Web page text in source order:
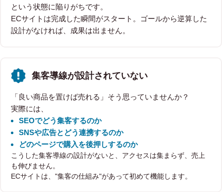
という状態に陥りがちです。
ECサイトは完成した瞬間がスタート。ゴールから逆算した
設計がなければ、成果は出ません。
集客導線が設計されていない
「良い商品を置けば売れる」そう思っていませんか？
実際には、
SEOでどう集客するのか
SNSや広告とどう連携するのか
どのページで購入を後押しするのか
こうした集客導線の設計がないと、アクセスは集まらず、売上
も伸びません。
ECサイトは、"集客の仕組み"があって初めて機能します。